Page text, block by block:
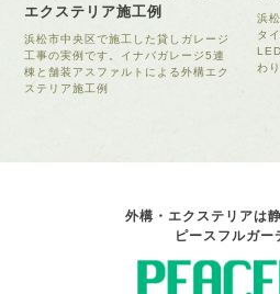
エクステリア施工例
浜松市中央区で施工した貸しガレージ
工事の実例です。イナバガレージ5連
棟と舗装アスファルトによる外構エク
ステリア施工例
浜
タ
わ
外構・エクステリアは
ピースフルガー